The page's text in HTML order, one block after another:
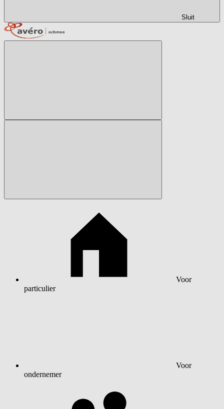
Sluit
Voor
particulier
Voor
ondernemer